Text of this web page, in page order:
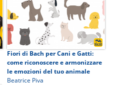
Fiori di Bach per Cani e Gatti:
come riconoscere e armonizzare
le emozioni del tuo animale
Beatrice Piva